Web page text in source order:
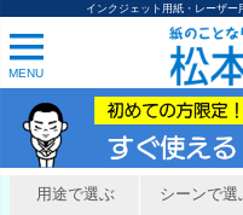
インクジェット用紙・レーザー
MENU
用途で選ぶ シーンで選